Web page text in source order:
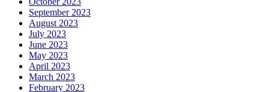
September 2023
August 2023
July 2023
June 2023
May 2023
April 2023
March 2023
February 2023